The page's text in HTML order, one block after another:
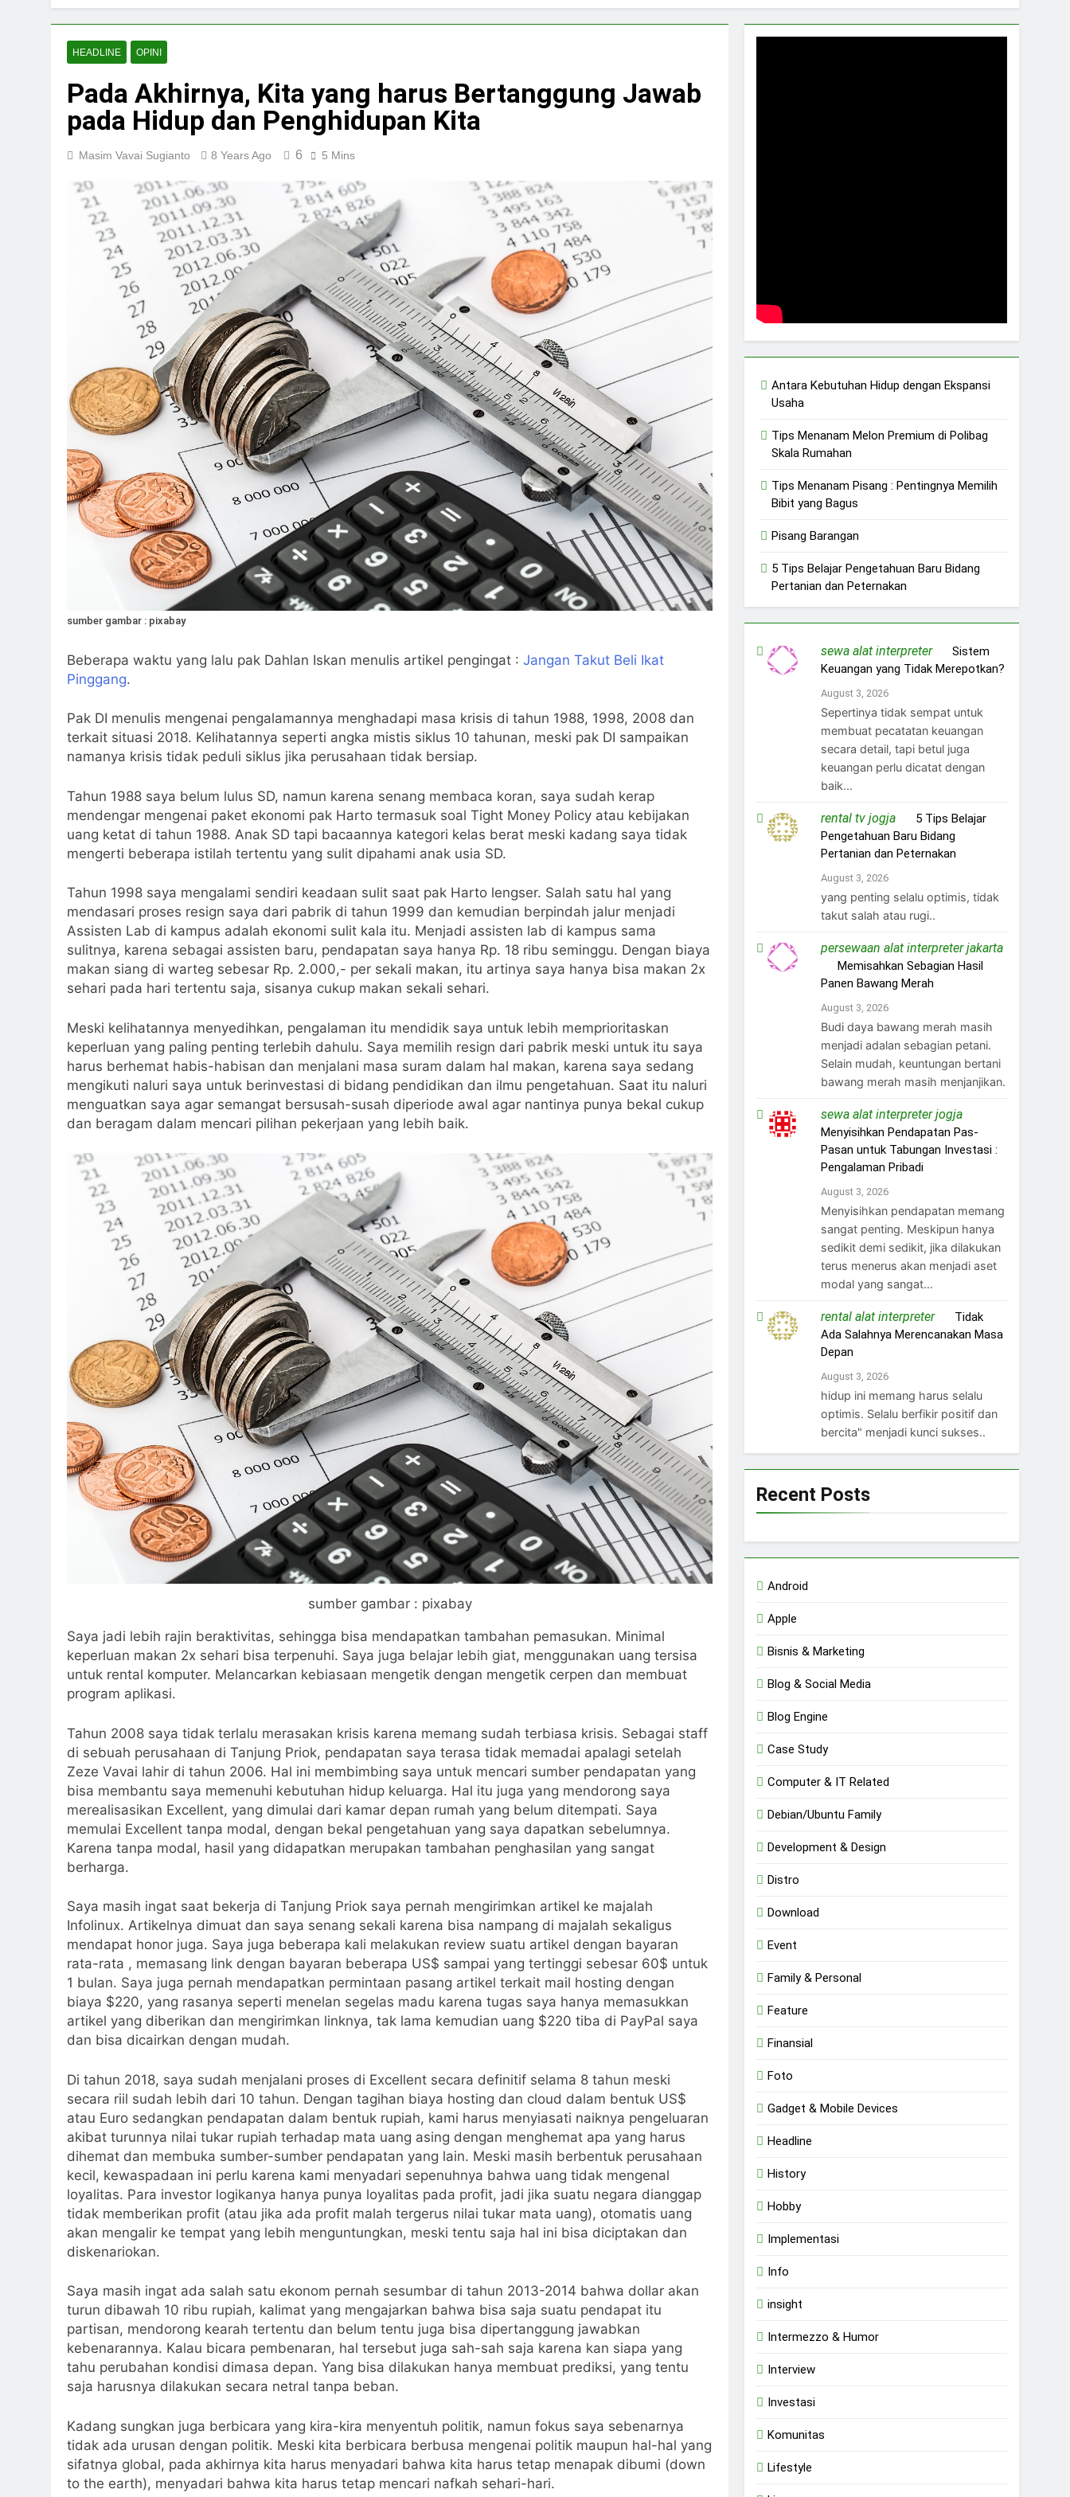
HEADLINE OPINI
Pada Akhirnya, Kita yang harus Bertanggung Jawab
pada Hidup dan Penghidupan Kita
Masim Vavai Sugianto 8 Years Ago 6 5 Mins
sumber gambar : pixabay
Beberapa waktu yang lalu pak Dahlan Iskan menulis artikel pengingat : Jangan Takut Beli Ikat
Pinggang.
Pak DI menulis mengenai pengalamannya menghadapi masa krisis di tahun 1988, 1998, 2008 dan
terkait situasi 2018. Kelihatannya seperti angka mistis siklus 10 tahunan, meski pak DI sampaikan
namanya krisis tidak peduli siklus jika perusahaan tidak bersiap.
Tahun 1988 saya belum lulus SD, namun karena senang membaca koran, saya sudah kerap
mendengar mengenai paket ekonomi pak Harto termasuk soal Tight Money Policy atau kebijakan
uang ketat di tahun 1988. Anak SD tapi bacaannya kategori kelas berat meski kadang saya tidak
mengerti beberapa istilah tertentu yang sulit dipahami anak usia SD.
Tahun 1998 saya mengalami sendiri keadaan sulit saat pak Harto lengser. Salah satu hal yang
mendasari proses resign saya dari pabrik di tahun 1999 dan kemudian berpindah jalur menjadi
Assisten Lab di kampus adalah ekonomi sulit kala itu. Menjadi assisten lab di kampus sama
sulitnya, karena sebagai assisten baru, pendapatan saya hanya Rp. 18 ribu seminggu. Dengan biaya
makan siang di warteg sebesar Rp. 2.000,- per sekali makan, itu artinya saya hanya bisa makan 2x
sehari pada hari tertentu saja, sisanya cukup makan sekali sehari.
Meski kelihatannya menyedihkan, pengalaman itu mendidik saya untuk lebih memprioritaskan
keperluan yang paling penting terlebih dahulu. Saya memilih resign dari pabrik meski untuk itu saya
harus berhemat habis-habisan dan menjalani masa suram dalam hal makan, karena saya sedang
mengikuti naluri saya untuk berinvestasi di bidang pendidikan dan ilmu pengetahuan. Saat itu naluri
menguatkan saya agar semangat bersusah-susah diperiode awal agar nantinya punya bekal cukup
dan beragam dalam mencari pilihan pekerjaan yang lebih baik.
sumber gambar : pixabay
Saya jadi lebih rajin beraktivitas, sehingga bisa mendapatkan tambahan pemasukan. Minimal
keperluan makan 2x sehari bisa terpenuhi. Saya juga belajar lebih giat, menggunakan uang tersisa
untuk rental komputer. Melancarkan kebiasaan mengetik dengan mengetik cerpen dan membuat
program aplikasi.
Tahun 2008 saya tidak terlalu merasakan krisis karena memang sudah terbiasa krisis. Sebagai staff
di sebuah perusahaan di Tanjung Priok, pendapatan saya terasa tidak memadai apalagi setelah
Zeze Vavai lahir di tahun 2006. Hal ini membimbing saya untuk mencari sumber pendapatan yang
bisa membantu saya memenuhi kebutuhan hidup keluarga. Hal itu juga yang mendorong saya
merealisasikan Excellent, yang dimulai dari kamar depan rumah yang belum ditempati. Saya
memulai Excellent tanpa modal, dengan bekal pengetahuan yang saya dapatkan sebelumnya.
Karena tanpa modal, hasil yang didapatkan merupakan tambahan penghasilan yang sangat
berharga.
Saya masih ingat saat bekerja di Tanjung Priok saya pernah mengirimkan artikel ke majalah
Infolinux. Artikelnya dimuat dan saya senang sekali karena bisa nampang di majalah sekaligus
mendapat honor juga. Saya juga beberapa kali melakukan review suatu artikel dengan bayaran
rata-rata , memasang link dengan bayaran beberapa US$ sampai yang tertinggi sebesar 60$ untuk
1 bulan. Saya juga pernah mendapatkan permintaan pasang artikel terkait mail hosting dengan
biaya $220, yang rasanya seperti menelan segelas madu karena tugas saya hanya memasukkan
artikel yang diberikan dan mengirimkan linknya, tak lama kemudian uang $220 tiba di PayPal saya
dan bisa dicairkan dengan mudah.
Di tahun 2018, saya sudah menjalani proses di Excellent secara definitif selama 8 tahun meski
secara riil sudah lebih dari 10 tahun. Dengan tagihan biaya hosting dan cloud dalam bentuk US$
atau Euro sedangkan pendapatan dalam bentuk rupiah, kami harus menyiasati naiknya pengeluaran
akibat turunnya nilai tukar rupiah terhadap mata uang asing dengan menghemat apa yang harus
dihemat dan membuka sumber-sumber pendapatan yang lain. Meski masih berbentuk perusahaan
kecil, kewaspadaan ini perlu karena kami menyadari sepenuhnya bahwa uang tidak mengenal
loyalitas. Para investor logikanya hanya punya loyalitas pada profit, jadi jika suatu negara dianggap
tidak memberikan profit (atau jika ada profit malah tergerus nilai tukar mata uang), otomatis uang
akan mengalir ke tempat yang lebih menguntungkan, meski tentu saja hal ini bisa diciptakan dan
diskenariokan.
Saya masih ingat ada salah satu ekonom pernah sesumbar di tahun 2013-2014 bahwa dollar akan
turun dibawah 10 ribu rupiah, kalimat yang mengajarkan bahwa bisa saja suatu pendapat itu
partisan, mendorong kearah tertentu dan belum tentu juga bisa dipertanggung jawabkan
kebenarannya. Kalau bicara pembenaran, hal tersebut juga sah-sah saja karena kan siapa yang
tahu perubahan kondisi dimasa depan. Yang bisa dilakukan hanya membuat prediksi, yang tentu
saja harusnya dilakukan secara netral tanpa beban.
Kadang sungkan juga berbicara yang kira-kira menyentuh politik, namun fokus saya sebenarnya
tidak ada urusan dengan politik. Meski kita berbicara berbusa mengenai politik maupun hal-hal yang
sifatnya global, pada akhirnya kita harus menyadari bahwa kita harus tetap menapak dibumi (down
to the earth), menyadari bahwa kita harus tetap mencari nafkah sehari-hari.
Antara Kebutuhan Hidup dengan Ekspansi
Usaha
Tips Menanam Melon Premium di Polibag
Skala Rumahan
Tips Menanam Pisang : Pentingnya Memilih
Bibit yang Bagus
Pisang Barangan
5 Tips Belajar Pengetahuan Baru Bidang
Pertanian dan Peternakan
sewa alat interpreteronSistem
Keuangan yang Tidak Merepotkan?
August 3, 2026
Sepertinya tidak sempat untuk
membuat pecatatan keuangan
secara detail, tapi betul juga
keuangan perlu dicatat dengan
baik...
rental tv jogja
5 Tips Belajar
Pengetahuan Baru Bidang
Pertanian dan Peternakan
August 3, 2026
yang penting selalu optimis, tidak
takut salah atau rugi..
persewaan alat interpreter jakarta
onMemisahkan Sebagian Hasil
Panen Bawang Merah
August 3, 2026
Budi daya bawang merah masih
menjadi adalan sebagian petani.
Selain mudah, keuntungan bertani
bawang merah masih menjanjikan.
sewa alat interpreter jogja
Menyisihkan Pendapatan Pas-
Pasan untuk Tabungan Investasi :
Pengalaman Pribadi
August 3, 2026
Menyisihkan pendapatan memang
sangat penting. Meskipun hanya
sedikit demi sedikit, jika dilakukan
terus menerus akan menjadi aset
modal yang sangat…
rental alat interpreteron Tidak
Ada Salahnya Merencanakan Masa
Depan
August 3, 2026
hidup ini memang harus selalu
optimis. Selalu berfikir positif dan
bercita" menjadi kunci sukses..
Recent Posts
Android
Apple
Bisnis & Marketing
Blog & Social Media
Blog Engine
Case Study
Computer & IT Related
Debian/Ubuntu Family
Development & Design
Distro
Download
Event
Family & Personal
Feature
Finansial
Foto
Gadget & Mobile Devices
Headline
History
Hobby
Implementasi
Info
insight
Intermezzo & Humor
Interview
Investasi
Komunitas
Lifestyle